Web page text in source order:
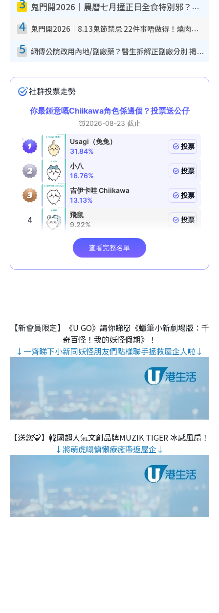
鬼門開2026｜農曆七月撞正日全食特別邪？專家警告切忌做一事！揭4大禁忌+2招保平安
4 鬼門開2026｜8.13鬼節禁忌 22件事唔做得！燒肉、刺身要少食？半夜勿吹口哨/打呢個電話
5 網傳公院改用內地/副廠藥？醫生拆解正副廠分別 揭4類人換藥隨時出事
【新會員限定】《U GO》請你睇👹《蠟筆小新劇場版：千
奇百怪！我的妖怪假期》！
↓一齊睇下小新同妖怪朋友們點樣聯手拯救屋企人啦↓
【送您🐯】韓國超人氣文創品牌MUZIK TIGER 冰感風扇！
↓將萌虎嘅慵懶療癒帶返屋企↓